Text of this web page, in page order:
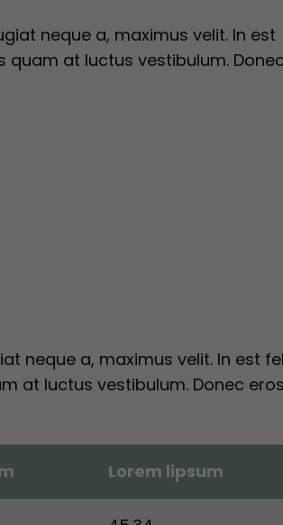
neque a, maximus velit. In est
quam at luctus vestibulum. Donec
neque a, maximus velit. In est
at luctus vestibulum. Donec eros
Lorem lipsum